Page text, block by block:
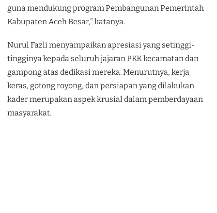
guna mendukung program Pembangunan Pemerintah
Kabupaten Aceh Besar,” katanya.
Nurul Fazli menyampaikan apresiasi yang setinggi-
tingginya kepada seluruh jajaran PKK kecamatan dan
gampong atas dedikasi mereka. Menurutnya, kerja
keras, gotong royong, dan persiapan yang dilakukan
kader merupakan aspek krusial dalam pemberdayaan
masyarakat.